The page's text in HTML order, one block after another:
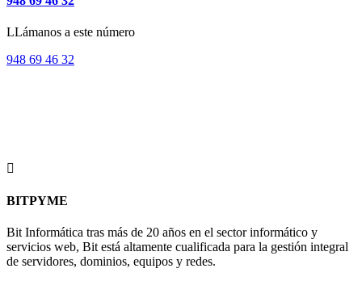
LLámanos a este número
948 69 46 32

BITPYME
Bit Informática tras más de 20 años en el sector informático y
servicios web, Bit está altamente cualificada para la gestión integral
de servidores, dominios, equipos y redes.